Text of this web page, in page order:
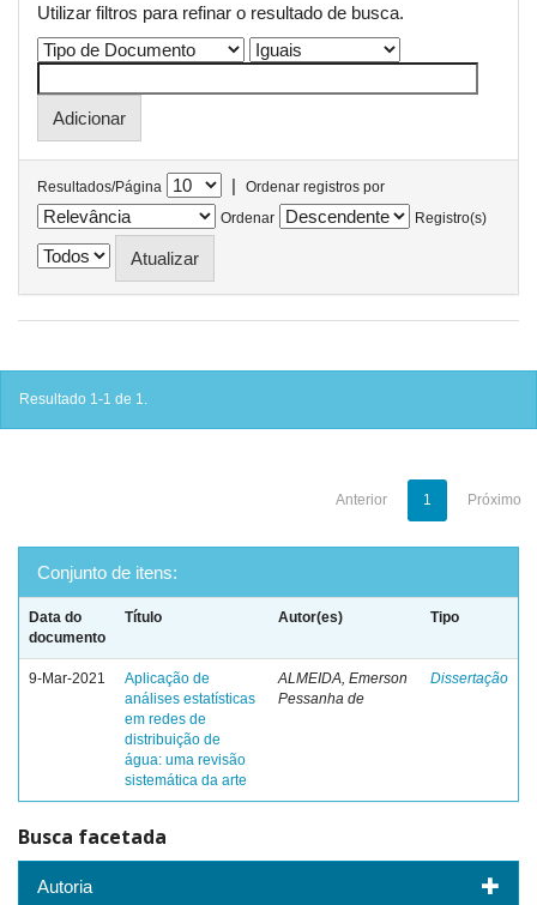
Utilizar filtros para refinar o resultado de busca.
Resultados/Página |
Ordenar registros por
Ordenar
Registro(s)
Resultado 1-1 de 1.
Anterior 1 Próximo
Conjunto de itens:
Data do
documento
Título Autor(es) Tipo
9-Mar-2021
Aplicação de
análises estatísticas
em redes de
distribuição de
água: uma revisão
sistemática da arte
ALMEIDA, Emerson
Pessanha de
Dissertação
Busca facetada
Autoria